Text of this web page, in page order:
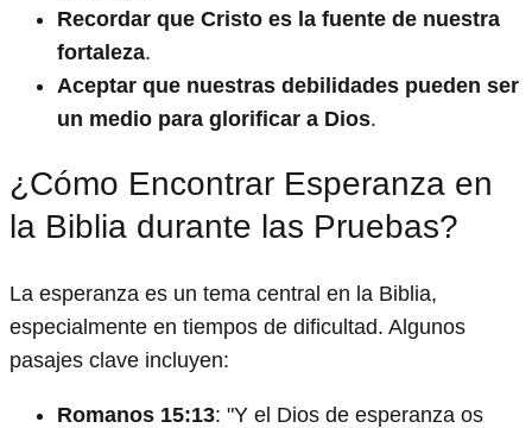
Recordar que Cristo es la fuente de nuestra
fortaleza.
Aceptar que nuestras debilidades pueden ser
un medio para glorificar a Dios.
¿Cómo Encontrar Esperanza en
la Biblia durante las Pruebas?
La esperanza es un tema central en la Biblia,
especialmente en tiempos de dificultad. Algunos
pasajes clave incluyen:
Romanos 15:13: "Y el Dios de esperanza os